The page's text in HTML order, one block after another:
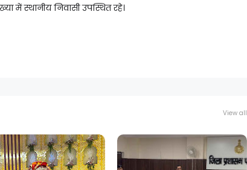
में स्थानीय निवासी उपस्थित रहे।
View all